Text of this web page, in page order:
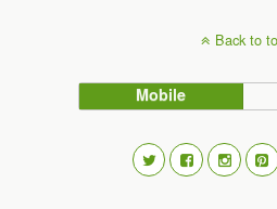
Back to
Mobile